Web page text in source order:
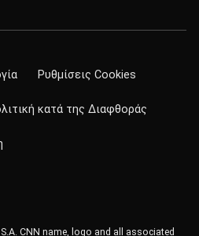
Ρυθμίσεις Cookies
κατά της Διαφθοράς
CNN name, logo and all associated